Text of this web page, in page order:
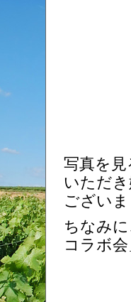
写真を
いただき
ございま
ちなみ
コラボ